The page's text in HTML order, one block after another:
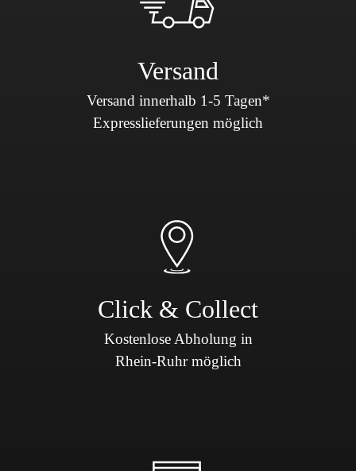
Versand
Versand innerhalb 1-5 Tagen*
Expresslieferungen möglich
Click & Collect
Kostenlose Abholung in
Rhein-Ruhr möglich